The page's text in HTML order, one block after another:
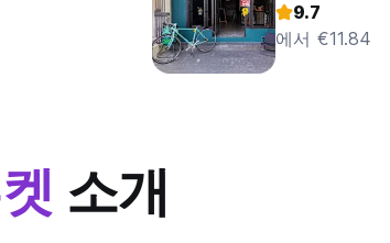
9.7
에서 €11.84
소개